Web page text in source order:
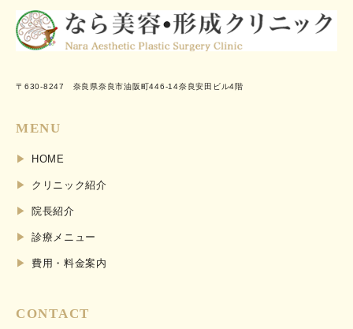
〒630-8247 奈良県奈良市油阪町446-14奈良安田ビル4階
MENU
HOME
クリニック紹介
院長紹介
診療メニュー
費用・料金案内
CONTACT